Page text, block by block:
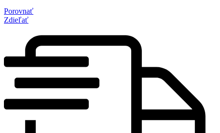
Porovnať
Zdieľať